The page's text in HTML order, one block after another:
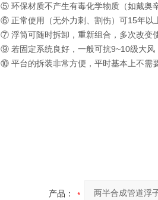
⑤ 环保材质不产生有毒化学物质（如戴奥
⑥ 正常使用（无外力刺、割伤）可15年以
⑦ 浮筒可随时拆卸，重新组合，多次改变
⑨ 若固定系统良好，一般可抗9~10级大风
⑩ 平台的拆装非常方便，平时基本上不需
产品：